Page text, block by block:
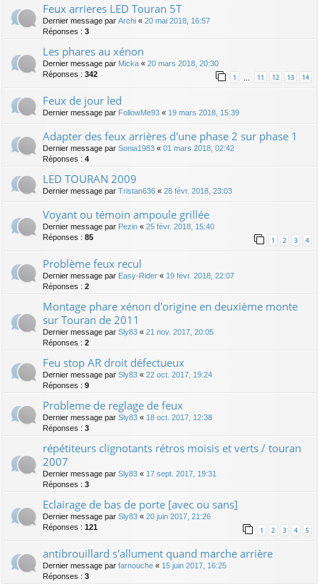
Feux arrieres LED Touran 5T
Dernier message par Archi « 20 mai 2018, 16:57
Réponses : 3
Les phares au xénon
Dernier message par Micka « 20 mars 2018, 20:30
Réponses : 342 1 11 12 13 14
Feux de jour led
Dernier message par FollowMe93 « 19 mars 2018, 15:39
Adapter des feux arrières d'une phase 2 sur phase 1
Dernier message par Sonia1983 « 01 mars 2018, 02:42
Réponses : 4
LED TOURAN 2009
Dernier message par Tristan636 « 28 févr. 2018, 23:03
Voyant ou témoin ampoule grillée
Dernier message par Pezin « 25 févr. 2018, 15:40
Réponses : 85 1 2 3 4
Problème feux recul
Dernier message par Easy-Rider « 19 févr. 2018, 22:07
Réponses : 2
Montage phare xénon d'origine en deuxième monte
sur Touran de 2011
Dernier message par Sly83 « 21 nov. 2017, 20:05
Réponses : 2
Feu stop AR droit défectueux
Dernier message par Sly83 « 22 oct. 2017, 19:24
Réponses : 9
Probleme de reglage de feux
Dernier message par Sly83 « 18 oct. 2017, 12:38
Réponses : 3
répétiteurs clignotants rétros moisis et verts / touran
2007
Dernier message par Sly83 « 17 sept. 2017, 19:31
Réponses : 3
Eclairage de bas de porte [avec ou sans]
Dernier message par Sly83 « 20 juin 2017, 21:26
Réponses : 121 1 2 3 4 5
antibrouillard s'allument quand marche arrière
Dernier message par farnouche « 15 juin 2017, 16:25
Réponses : 3